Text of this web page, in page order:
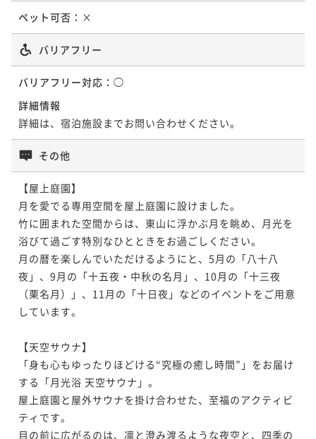
ペット可否： ×
バリアフリー
バリアフリー対応： ◯
詳細情報
詳細は、宿泊施設までお問い合わせください。
その他
【屋上庭園】
月を愛でる専用空間を屋上庭園に設けました。
竹に囲まれた空間からは、東山に浮かぶ月を眺め、月光を
浴びて過ごす特別なひとときをお過ごしください。
月の暦を楽しんでいただけるようにと、5月の「八十八
夜」、9月の「十五夜・中秋の名月」、10月の「十三夜
（栗名月）」、11月の「十日夜」などのイベントをご用意
しています。
【天空サウナ】
「身も心もゆったりほどける“究極の癒し時間”」をお届け
する「月光浴 天空サウナ」。
屋上庭園と屋外サウナを掛け合わせた、至福のアクティビ
ティです。
目の前に広がるのは、凛と澄み渡るような夜空と、四季の